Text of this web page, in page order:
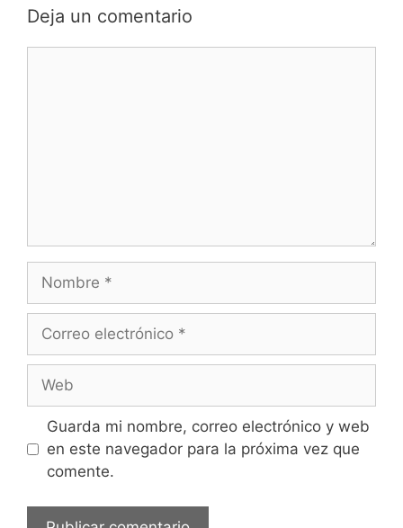
Deja un comentario
Nombre
Correo
Web
Guarda mi nombre, correo electrónico y web
en este navegador para la próxima vez que
comente.